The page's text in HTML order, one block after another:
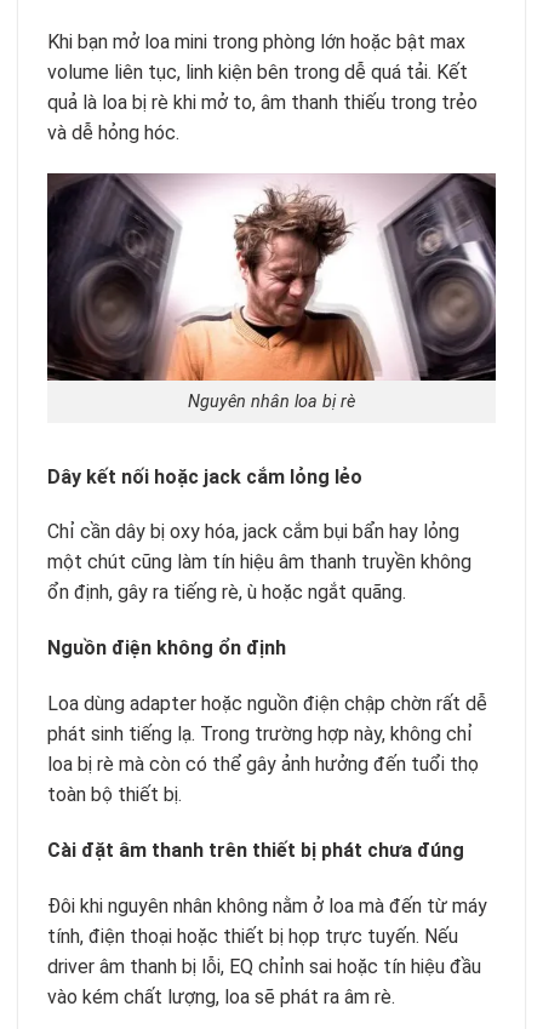
Khi bạn mở loa mini trong phòng lớn hoặc bật max
volume liên tục, linh kiện bên trong dễ quá tải. Kết
quả là loa bị rè khi mở to, âm thanh thiếu trong trẻo
và dễ hỏng hóc.
Nguyên nhân loa bị rè
Dây kết nối hoặc jack cắm lỏng lẻo
Chỉ cần dây bị oxy hóa, jack cắm bụi bẩn hay lỏng
một chút cũng làm tín hiệu âm thanh truyền không
ổn định, gây ra tiếng rè, ù hoặc ngắt quãng.
Nguồn điện không ổn định
Loa dùng adapter hoặc nguồn điện chập chờn rất dễ
phát sinh tiếng lạ. Trong trường hợp này, không chỉ
loa bị rè mà còn có thể gây ảnh hưởng đến tuổi thọ
toàn bộ thiết bị.
Cài đặt âm thanh trên thiết bị phát chưa đúng
Đôi khi nguyên nhân không nằm ở loa mà đến từ máy
tính, điện thoại hoặc thiết bị họp trực tuyến. Nếu
driver âm thanh bị lỗi, EQ chỉnh sai hoặc tín hiệu đầu
vào kém chất lượng, loa sẽ phát ra âm rè.